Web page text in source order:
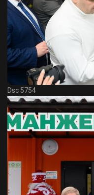
Dsc 5754